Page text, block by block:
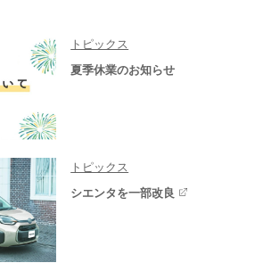
トピックス
夏季休業のお知らせ
トピックス
シエンタを一部改良